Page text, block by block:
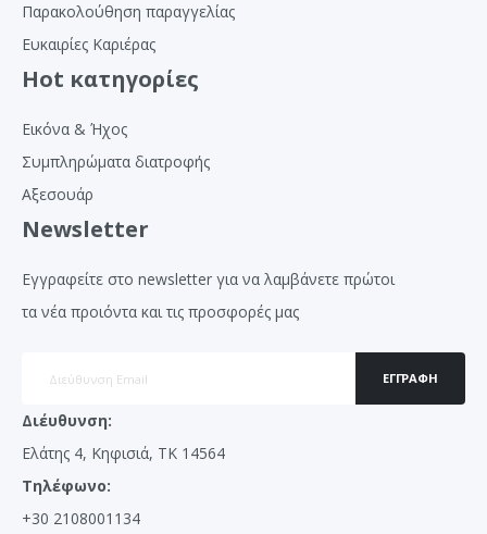
Παρακολούθηση παραγγελίας
Ευκαιρίες Καριέρας
Hot κατηγορίες
Εικόνα & Ήχος
Συμπληρώματα διατροφής
Αξεσουάρ
Newsletter
Εγγραφείτε στο newsletter για να λαμβάνετε πρώτοι
τα νέα προιόντα και τις προσφορές μας
ΕΓΓΡΑΦΉ
Διέυθυνση:
Ελάτης 4, Κηφισιά, ΤΚ 14564
Τηλέφωνο:
+30 2108001134